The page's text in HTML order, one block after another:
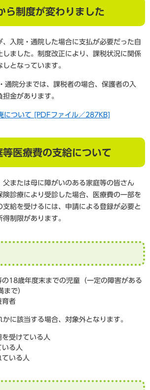
ら制度が変わりました
、入院・通院した場合に支払が必要だった自
しました。制度改正により、課税状況に関係
となっています。
院分までは、課税者の場合、保護者の入
金があります。
について [PDFファイル／287KB]
等医療費の支給について
父または母に障がいのある家庭等の皆さん
険診療により受診した場合、医療費の一部を
支給を受けるには、申請による登録が必要と
制限があります。
の18歳年度末までの児童（一定の障害がある
で）
育者
に該当する場合、対象外となります。
受けている人
る人
いる人